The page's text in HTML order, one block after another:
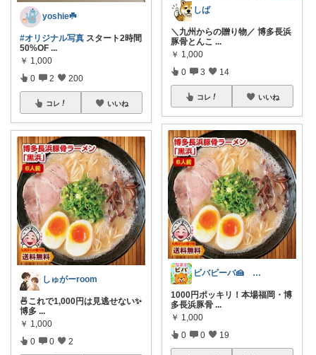
yoshie☘️
#オリジナル写真 スタート2時間
50%OF ...
￥ 1,000
0 2 200
コレ いいね
しゅがーroom
🍜これで1,000円は見逃せない✨
博多 ...
￥ 1,000
0 0 2
しば
＼九州からの贈り物／ 博多長浜
豚骨とんこ ...
￥ 1,000
0 3 14
コレ いいね
ビバビーバ🍰 経由購入感謝です♥
1000円ポッキリ！本場福岡・博
多長浜豚骨 ...
￥ 1,000
0 0 19